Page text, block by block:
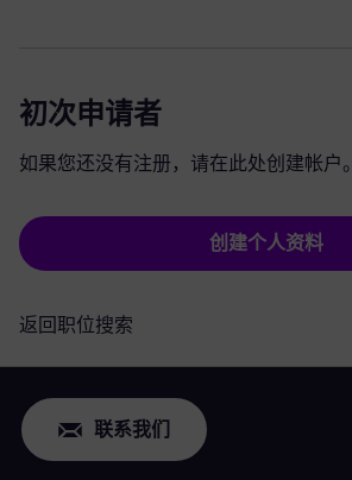
初次申请者
如果您还没有注册，请在此处创建帐户。
创建个人资料
返回职位搜索
联系我们